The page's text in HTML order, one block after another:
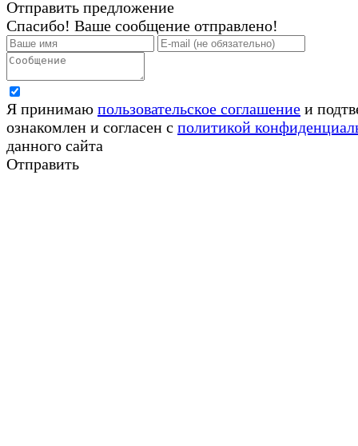
Отправить предложение
Спасибо! Ваше сообщение отправлено!
Я принимаю пользовательское соглашение и
ознакомлен и согласен с политикой
данного сайта
Отправить